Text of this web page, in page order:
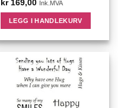
kr169,00 Ink.MVA
LEGG I HANDLEKURV